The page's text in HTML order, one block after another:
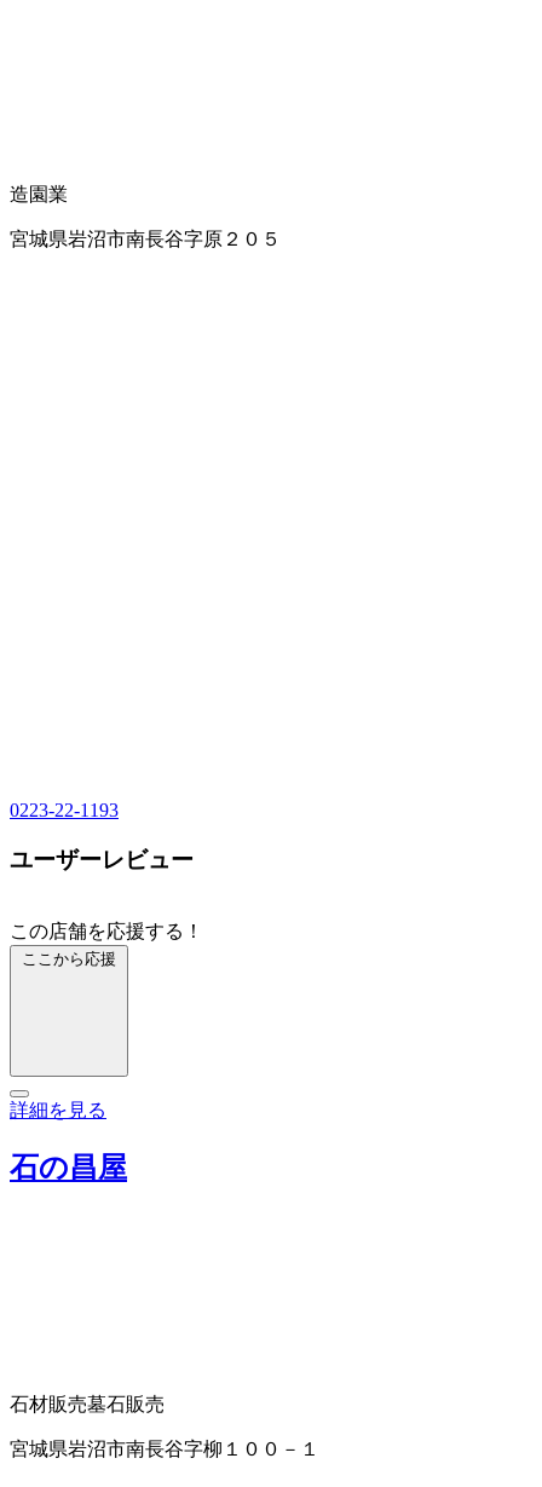
造園業
宮城県岩沼市南長谷字原２０５
0223-22-1193
ユーザーレビュー
この店舗を応援する！
ここから応援
詳細を見る
石の昌屋
石材販売墓石販売
宮城県岩沼市南長谷字柳１００－１